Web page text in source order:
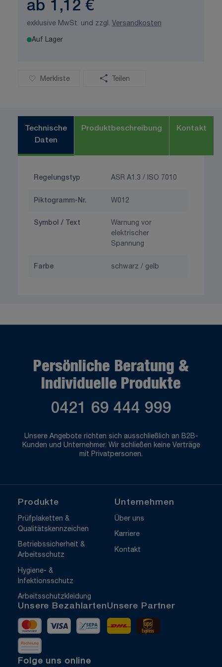
ab 1,12 €
exklusive MwSt. und zzgl. Versandkosten
Auf Lager
Merkliste Teilen
Technische
Daten
Produktbeschreibung Kontakt
Regelungstyp ASR A1.3 / ISO 7010
Piktogramm-Nr. W012
Symbol / Text
Warnung vor
elektrischer
Spannung
Farbe schwarz / gelb
Persönliche Beratung &
Individuelle Produkte
0421 69 444 999
Unsere Angebote richten sich ausschließlich an B2B-
Kunden und Unternehmer. Wir schließen keine Verträge
mit Privatpersonen.
Produkte
Prüfplaketten &
Qualitätskennzeichen
Betriebssicherheit &
Arbeitsschutz
Hygiene- &
Infektionsschutz
Arbeitsschutzkleidung
Unternehmen
Über uns
Karriere
Kontakt
Unsere Bezahlarten
MastercardVisa Vorkasse
Rechnung
Unsere Partner
DHL
Folge uns online